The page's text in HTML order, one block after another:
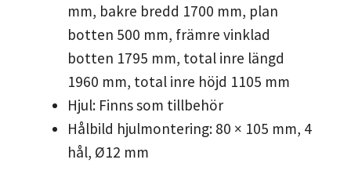
mm, bakre bredd 1700 mm, plan
botten 500 mm, främre vinklad
botten 1795 mm, total inre längd
1960 mm, total inre höjd 1105 mm
Hjul: Finns som tillbehör
Hålbild hjulmontering: 80 × 105 mm, 4
hål, Ø12 mm